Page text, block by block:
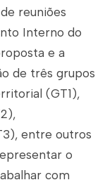
reuniões
Interno do
e a
de três grupos
(GT1),
entre outros
o
com